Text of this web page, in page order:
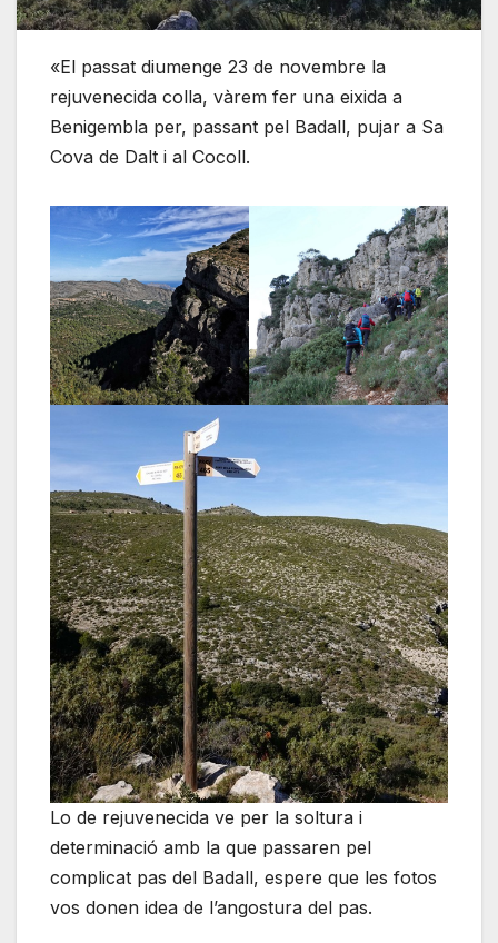
«El passat diumenge 23 de novembre la
rejuvenecida colla, vàrem fer una eixida a
Benigembla per, passant pel Badall, pujar a Sa
Cova de Dalt i al Cocoll.
Lo de rejuvenecida ve per la soltura i
determinació amb la que passaren pel
complicat pas del Badall, espere que les fotos
vos donen idea de l’angostura del pas.